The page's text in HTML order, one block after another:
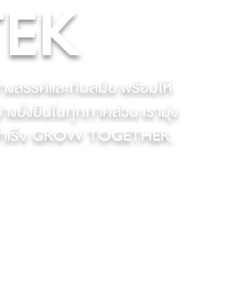
งสรรค์และทันสมัย พร้อมให้
งยั่งยืนในทุกภาคส่วน เรามุ่ง
ร็จ GROW TOGETHER.